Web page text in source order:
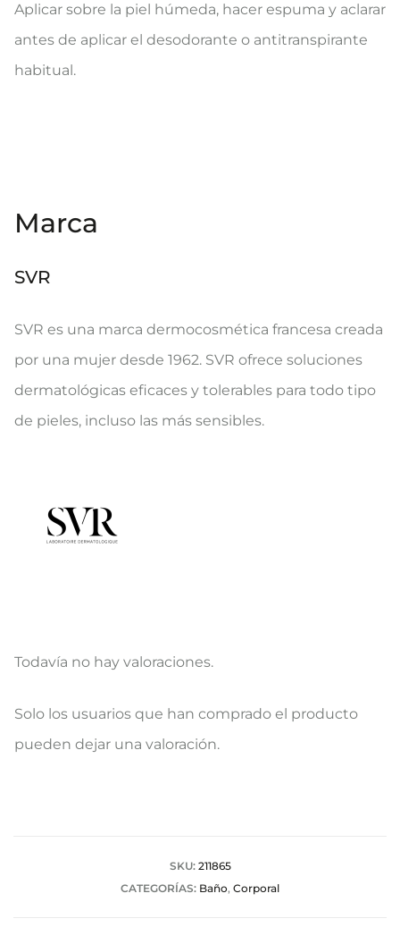
Aplicar sobre la piel húmeda, hacer espuma y aclarar
antes de aplicar el desodorante o antitranspirante
habitual.
Marca
SVR
SVR es una marca dermocosmética francesa creada
por una mujer desde 1962. SVR ofrece soluciones
dermatológicas eficaces y tolerables para todo tipo
de pieles, incluso las más sensibles.
V
a
Todavía no hay valoraciones.
Solo los usuarios que han comprado el producto
pueden dejar una valoración.
SKU: 211865
CATEGORÍAS: Baño, Corporal